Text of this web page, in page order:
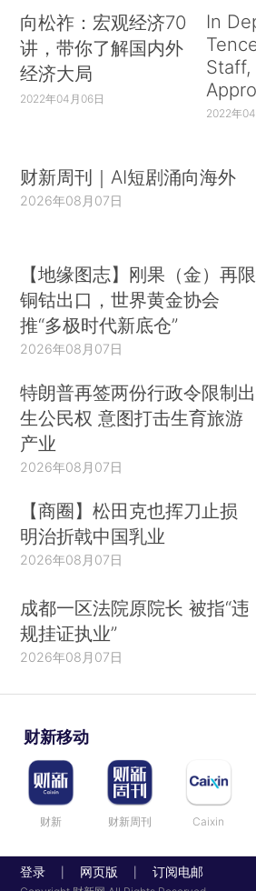
向松祚：宏观经济70
讲，带你了解国内外
经济大局
2022年04月06日
In
Staff,
2022年
财新周刊｜AI短剧涌向海外
2026年08月07日
【地缘图志】刚果（金）再限
铜钴出口，世界黄金协会
推“多极时代新底仓”
2026年08月07日
特朗普再签两份行政令限制出
生公民权 意图打击生育旅游
产业
2026年08月07日
【商圈】松田克也挥刀止损
明治折戟中国乳业
2026年08月07日
成都一区法院原院长 被指“违
规挂证执业”
2026年08月07日
财新移动
财新 财新周刊 Caixin
登录 网页版 订阅电邮